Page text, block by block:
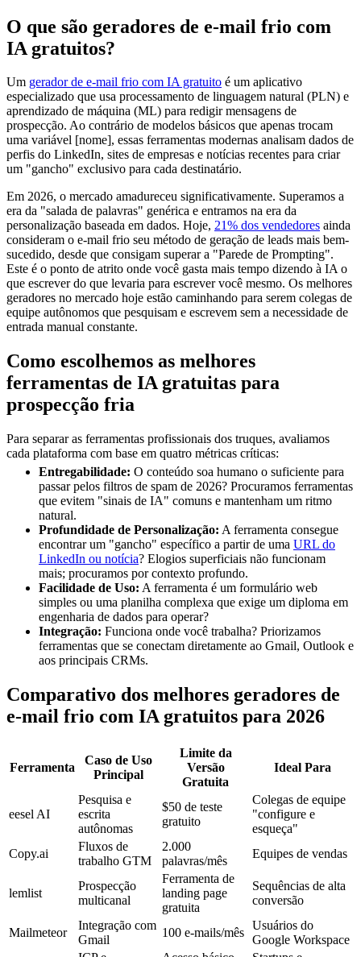
O que são geradores de e-mail frio com
IA gratuitos?
Um gerador de e-mail frio com IA gratuito é um aplicativo
especializado que usa processamento de linguagem natural (PLN) e
aprendizado de máquina (ML) para redigir mensagens de
prospecção. Ao contrário de modelos básicos que apenas trocam
uma variável [nome], essas ferramentas modernas analisam dados de
perfis do LinkedIn, sites de empresas e notícias recentes para criar
um "gancho" exclusivo para cada destinatário.
Em 2026, o mercado amadureceu significativamente. Superamos a
era da "salada de palavras" genérica e entramos na era da
personalização baseada em dados. Hoje, 21% dos vendedores ainda
consideram o e-mail frio seu método de geração de leads mais bem-
sucedido, desde que consigam superar a "Parede de Prompting".
Este é o ponto de atrito onde você gasta mais tempo dizendo à IA o
que escrever do que levaria para escrever você mesmo. Os melhores
geradores no mercado hoje estão caminhando para serem colegas de
equipe autônomos que pesquisam e escrevem sem a necessidade de
entrada manual constante.
Como escolhemos as melhores
ferramentas de IA gratuitas para
prospecção fria
Para separar as ferramentas profissionais dos truques, avaliamos
cada plataforma com base em quatro métricas críticas:
Entregabilidade: O conteúdo soa humano o suficiente para
passar pelos filtros de spam de 2026? Procuramos ferramentas
que evitem "sinais de IA" comuns e mantenham um ritmo
natural.
Profundidade de Personalização: A ferramenta consegue
encontrar um "gancho" específico a partir de uma URL do
LinkedIn ou notícia? Elogios superficiais não funcionam
mais; procuramos por contexto profundo.
Facilidade de Uso: A ferramenta é um formulário web
simples ou uma planilha complexa que exige um diploma em
engenharia de dados para operar?
Integração: Funciona onde você trabalha? Priorizamos
ferramentas que se conectam diretamente ao Gmail, Outlook e
aos principais CRMs.
Comparativo dos melhores geradores de
e-mail frio com IA gratuitos para 2026
Ferramenta
Caso de Uso
Principal
Limite da
Versão
Gratuita
Ideal Para
eesel AI
Pesquisa e
escrita
autônomas
$50 de teste
gratuito
Colegas de equipe
"configure e
esqueça"
Copy.ai
Fluxos de
trabalho GTM
2.000
palavras/mês
Equipes de vendas
lemlist
Prospecção
multicanal
Ferramenta de
landing page
gratuita
Sequências de alta
conversão
Mailmeteor
Integração com
Gmail
100 e-mails/mês
Usuários do
Google Workspace